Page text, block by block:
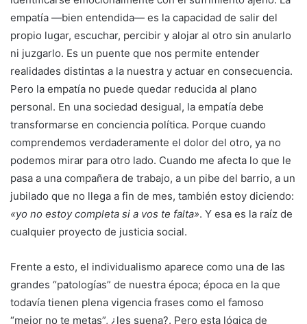
empatía —bien entendida— es la capacidad de salir del
propio lugar, escuchar, percibir y alojar al otro sin anularlo
ni juzgarlo. Es un puente que nos permite entender
realidades distintas a la nuestra y actuar en consecuencia.
Pero la empatía no puede quedar reducida al plano
personal. En una sociedad desigual, la empatía debe
transformarse en conciencia política. Porque cuando
comprendemos verdaderamente el dolor del otro, ya no
podemos mirar para otro lado. Cuando me afecta lo que le
pasa a una compañera de trabajo, a un pibe del barrio, a un
jubilado que no llega a fin de mes, también estoy diciendo:
«yo no estoy completa si a vos te falta». Y esa es la raíz de
cualquier proyecto de justicia social.
Frente a esto, el individualismo aparece como una de las
grandes “patologías” de nuestra época; época en la que
todavía tienen plena vigencia frases como el famoso
“mejor no te metas”, ¿les suena?. Pero esta lógica de